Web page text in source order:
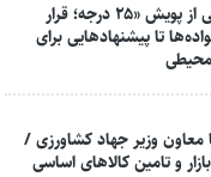
روایت شهروندان اصفهانی از پویش «۲۵ درجه؛ قرار
تا پیشنهادهایی برای
محیطی
معاون وزیر جهاد کشاورزی /
و تامین کالاهای اساسی